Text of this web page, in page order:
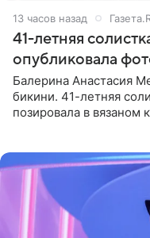
13 часов назад
41-летняя
опубликовала
Балерина Анастасия
бикини. 41-летняя
позировала в вязаном